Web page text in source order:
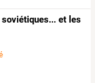
et les